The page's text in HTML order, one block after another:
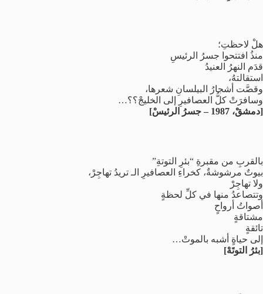
هلْ لاحظتِ؛
منذُ افتتحوا جسرُ الرئيسِ
قدَم النهرُ العنيدُ
استقالتهُ،
وقصَّت أشجارُ البيلسانِ شعرها،
وسافرَتْ كلُّ العصافيرِ إلى الخليجْ؟؟…
[دمشقْ، 1987 – جسرُ الرئيسْ]
بالقربِ من مقبرةِ “بئرِ التوتةِ”
بيوتٌ مرشوشةٌ، كخراءِ العصافيرِ الـ تريدُ تهاجِرْ،
ولا تهاجِرْ
وتتصاعدُ منها في كلِّ لحظةٍ
أصواتُ أرواحٍ
مشتاقةٍ
تائقةٍ
إلى حياةٍ أشبه بالموتْ…
[بئرُ التوتَهْ]